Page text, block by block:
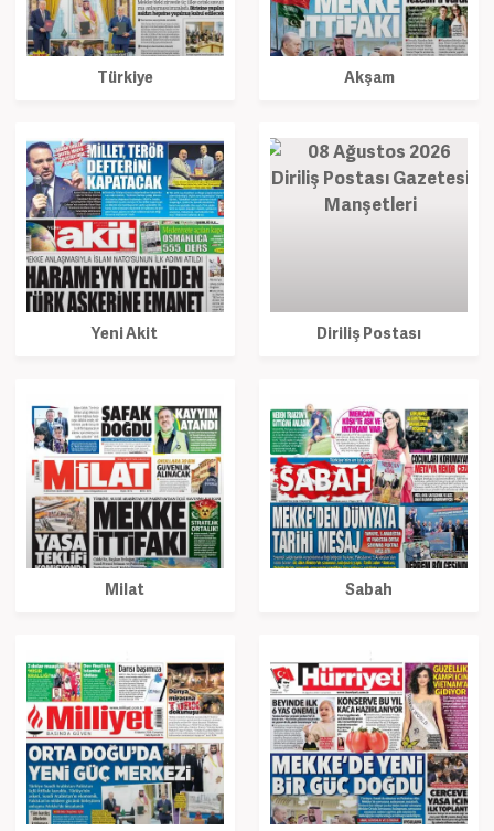
Türkiye Akşam
Yeni Akit Diriliş Postası
Milat Sabah